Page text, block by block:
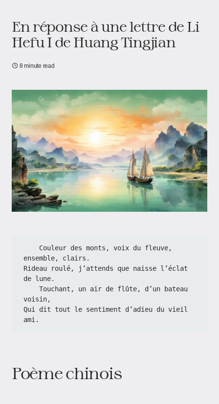
En réponse à une lettre de Li
Hefu I de Huang Tingjian
8 minute read
ensemble, clairs.
Rideau roulé, j’attends que naisse l’éclat
de lune.
voisin,
Qui dit tout le sentiment d’adieu du vieil
ami.
Poème chinois